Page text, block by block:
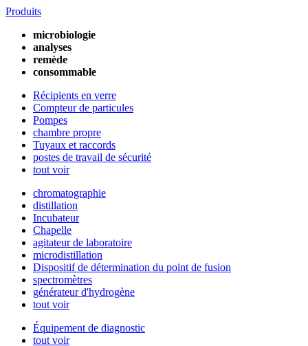
Produits
microbiologie
analyses
remède
consommable
Récipients en verre
Compteur de particules
Pompes
chambre propre
Tuyaux et raccords
postes de travail de sécurité
tout voir
chromatographie
distillation
Incubateur
Chapelle
agitateur de laboratoire
microdistillation
Dispositif de détermination du point de fusion
spectromètres
générateur d'hydrogène
tout voir
Équipement de diagnostic
tout voir